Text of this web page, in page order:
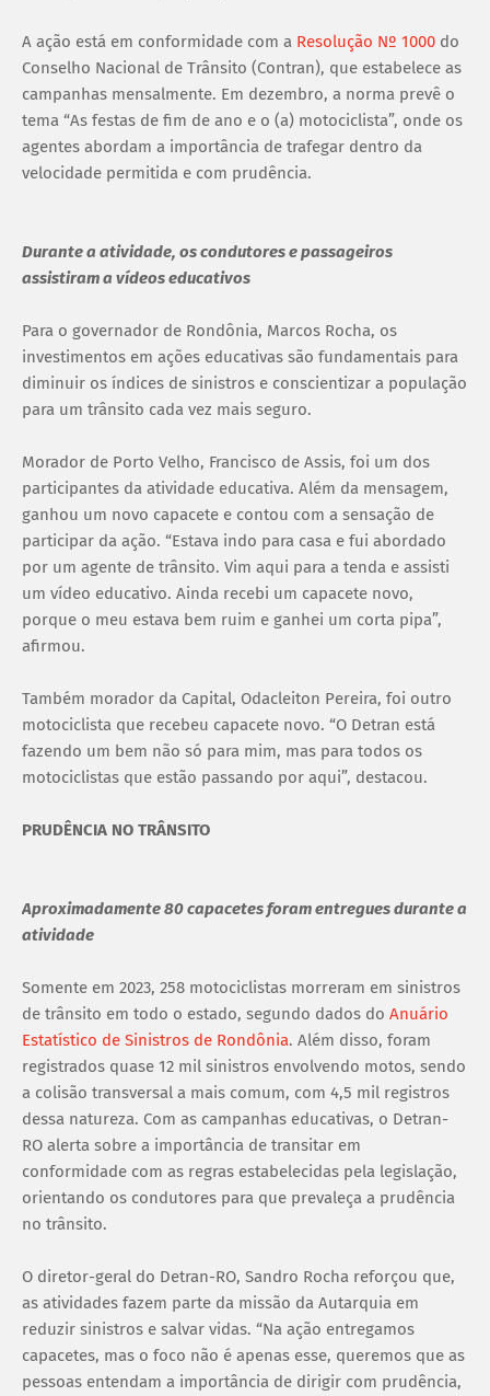
A ação está em conformidade com a Resolução Nº 1000 do
Conselho Nacional de Trânsito (Contran), que estabelece as
campanhas mensalmente. Em dezembro, a norma prevê o
tema “As festas de fim de ano e o (a) motociclista”, onde os
agentes abordam a importância de trafegar dentro da
velocidade permitida e com prudência.
Durante a atividade, os condutores e passageiros
assistiram a vídeos educativos
Para o governador de Rondônia, Marcos Rocha, os
investimentos em ações educativas são fundamentais para
diminuir os índices de sinistros e conscientizar a população
para um trânsito cada vez mais seguro.
Morador de Porto Velho, Francisco de Assis, foi um dos
participantes da atividade educativa. Além da mensagem,
ganhou um novo capacete e contou com a sensação de
participar da ação. “Estava indo para casa e fui abordado
por um agente de trânsito. Vim aqui para a tenda e assisti
um vídeo educativo. Ainda recebi um capacete novo,
porque o meu estava bem ruim e ganhei um corta pipa”,
afirmou.
Também morador da Capital, Odacleiton Pereira, foi outro
motociclista que recebeu capacete novo. “O Detran está
fazendo um bem não só para mim, mas para todos os
motociclistas que estão passando por aqui”, destacou.
PRUDÊNCIA NO TRÂNSITO
Aproximadamente 80 capacetes foram entregues durante a
atividade
Somente em 2023, 258 motociclistas morreram em sinistros
de trânsito em todo o estado, segundo dados do Anuário
Estatístico de Sinistros de Rondônia. Além disso, foram
registrados quase 12 mil sinistros envolvendo motos, sendo
a colisão transversal a mais comum, com 4,5 mil registros
dessa natureza. Com as campanhas educativas, o Detran-
RO alerta sobre a importância de transitar em
conformidade com as regras estabelecidas pela legislação,
orientando os condutores para que prevaleça a prudência
no trânsito.
O diretor-geral do Detran-RO, Sandro Rocha reforçou que,
as atividades fazem parte da missão da Autarquia em
reduzir sinistros e salvar vidas. “Na ação entregamos
capacetes, mas o foco não é apenas esse, queremos que as
pessoas entendam a importância de dirigir com prudência,